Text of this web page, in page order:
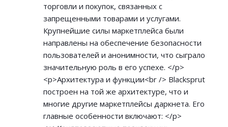
торговли и покупок, связанных с
запрещенными товарами и услугами.
Крупнейшие силы маркетплейса были
направлены на обеспечение безопасности
пользователей и анонимности, что сыграло
значительную роль в его успехе. </p>
<p>Архитектура и функции<br /> Blacksprut
построен на той же архитектуре, что и
многие другие маркетплейсы даркнета. Его
главные особенности включают: </p>